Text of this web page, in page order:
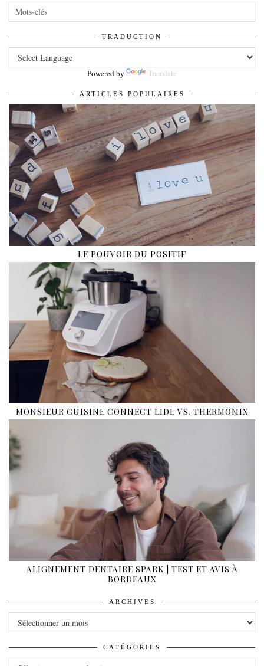
TRADUCTION
Powered by Translate
ARTICLES POPULAIRES
LE POUVOIR DU POSITIF
MONSIEUR CUISINE CONNECT LIDL VS. THERMOMIX
ALIGNEMENT DENTAIRE SPARK | TEST ET AVIS À
BORDEAUX
ARCHIVES
ARCHIVES
CATÉGORIES
CATÉGORIES